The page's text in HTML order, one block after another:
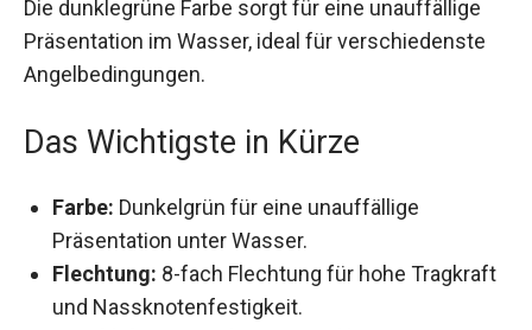
Die dunklegrüne Farbe sorgt für eine unauffällige
Präsentation im Wasser, ideal für verschiedenste
Angelbedingungen.
Das Wichtigste in Kürze
Farbe: Dunkelgrün für eine unauffällige
Präsentation unter Wasser.
Flechtung: 8-fach Flechtung für hohe
Tragkraft und Nassknotenfestigkeit.